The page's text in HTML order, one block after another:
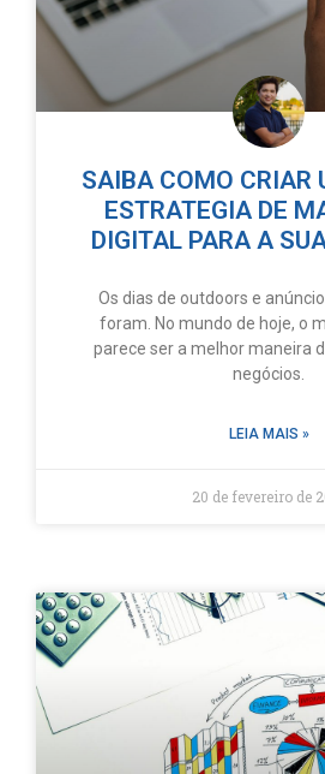
SAIBA COMO CRIAR
ESTRATEGIA DE
DIGITAL PARA A
Os dias de outdoors e
foram. No mundo de hoje, o
parece ser a melhor maneira
negócios.
LEIA MAIS »
20 de fevereiro de